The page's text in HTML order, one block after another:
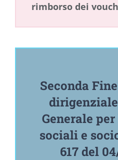
rimborso dei
Seconda
Generale
sociali e
617 del